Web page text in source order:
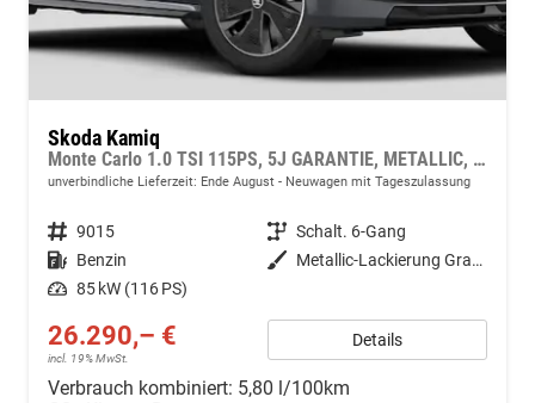
Skoda Kamiq
Monte Carlo 1.0 TSI 115PS, 5J GARANTIE, METALLIC, ELE. HECKKLAPPE, ANHÄNGERKUPPLUNG, BEH. FRONTSCHEIBE, MATRIX-LED, PANORAMADACH, Sitzheizung, Lenkradheizung, Ladeboden, ACC, SIDE Assist, Virtual Cockpit 10", Parksensoren, Kamera, KESSY, Privacy, 17" Alu, Climatroni
unverbindliche Lieferzeit: Ende August Neuwagen mit Tageszulassung
Fahrzeugnr. 9015 Getriebe Schalt. 6-Gang
Kraftstoff Benzin Außenfarbe
Metallic-Lackierung Graphit-Grau
Leistung 85 kW (116 PS)
26.290,– €
incl. 19% MwSt.
Details
Verbrauch kombiniert: 5,80 l/100km